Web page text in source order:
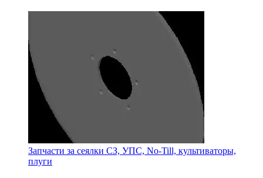
Запчасти за сеялки СЗ, УПС, No-Till, культиваторы,
плуги